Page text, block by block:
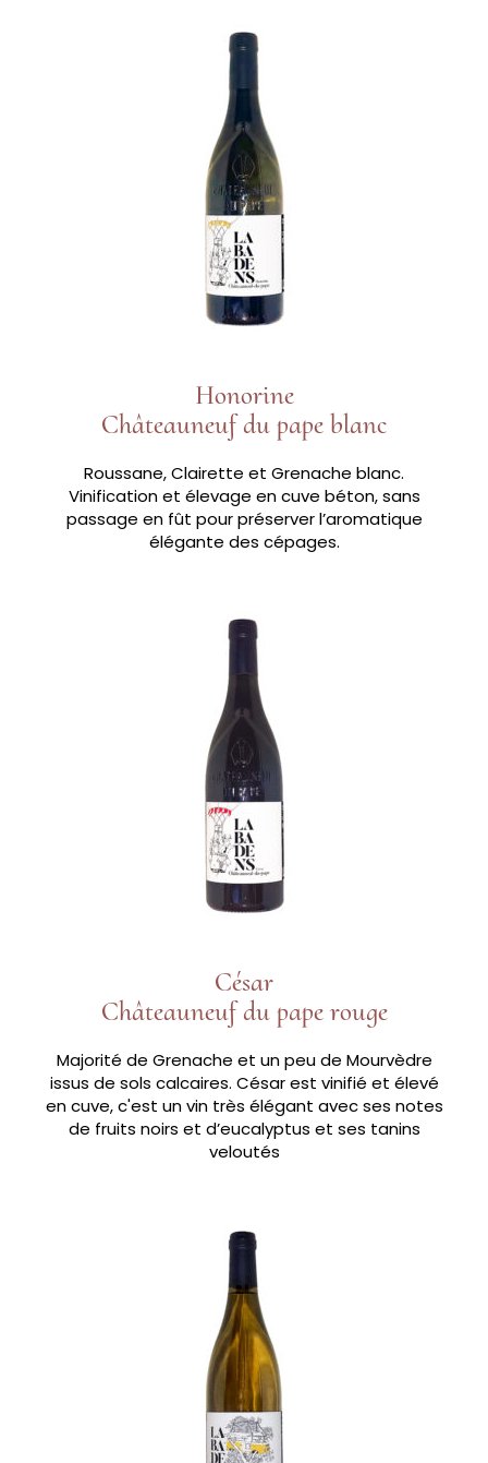
Honorine
Châteauneuf du pape blanc
Roussane, Clairette et Grenache blanc.
Vinification et élevage en cuve béton, sans
passage en fût pour préserver l’aromatique
élégante des cépages.
César
Châteauneuf du pape rouge
Majorité de Grenache et un peu de Mourvèdre
issus de sols calcaires. César est vinifié et élevé
en cuve, c'est un vin très élégant avec ses notes
de fruits noirs et d’eucalyptus et ses tanins
veloutés